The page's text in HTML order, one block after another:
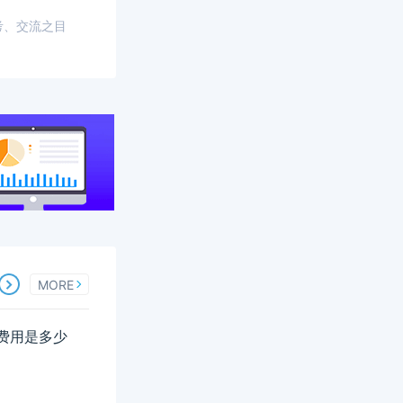
交流之目
MORE
用是多少